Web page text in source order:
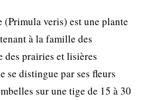
veris) est une plante
à la famille des
des prairies et lisières
se distingue par ses fleurs
sur une tige de 15 à 30